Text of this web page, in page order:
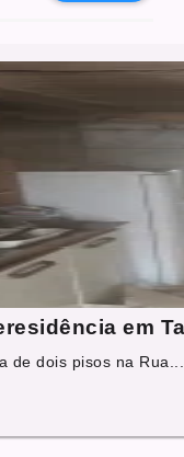
em
de dois pisos na Rua...